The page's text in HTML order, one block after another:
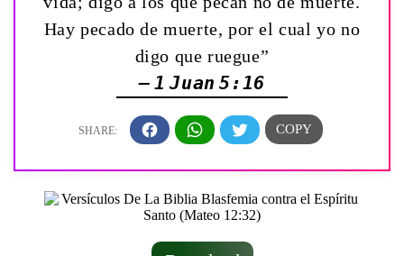
Hay pecado de muerte, por el cual yo no
digo que ruegue”
— 1 Juan 5:16